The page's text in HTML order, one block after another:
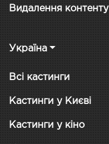
Видалення контенту
Україна
Всі кастинги
Кастинги у Києві
Кастинги у кіно